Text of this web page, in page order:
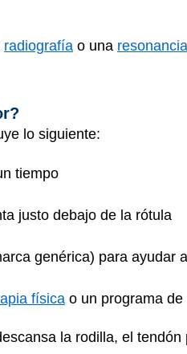
radiografía o una
lo siguiente:
tiempo
justo debajo de la rótula
genérica) para ayudar
física o un programa
la rodilla, el